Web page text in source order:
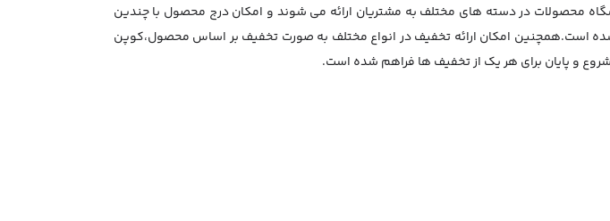
محصولات در دسته های مختلف به مشتریان ارائه می شوند و امکان درج محصول با چندین
است.همچنین امکان ارائه تخفیف در انواع مختلف به صورت تخفیف بر اساس محصول،کوپن
و پایان برای هر یک از تخفیف ها فراهم شده است.